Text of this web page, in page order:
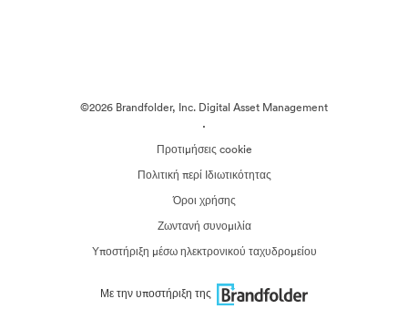
©2026 Brandfolder, Inc. Digital Asset Management
·
Προτιμήσεις cookie
Πολιτική περί Ιδιωτικότητας
Όροι χρήσης
Ζωντανή συνομιλία
Υποστήριξη μέσω ηλεκτρονικού ταχυδρομείου
Με την υποστήριξη της